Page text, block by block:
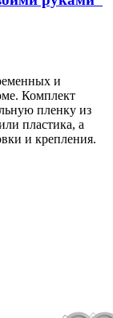
и
Комплект
пленку из
пластика, а
и крепления.